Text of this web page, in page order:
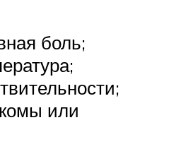
боль;
или